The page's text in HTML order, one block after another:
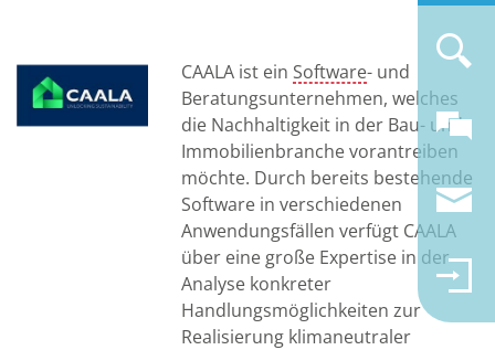
CAALA ist ein Software- und
Beratungsunternehmen, welches
die Nachhaltigkeit in der Bau- und
Immobilienbranche vorantreiben
möchte. Durch bereits bestehende
Software in verschiedenen
Anwendungsfällen verfügt CAALA
über eine große Expertise in der
Analyse konkreter
Handlungsmöglichkeiten zur
Realisierung klimaneutraler